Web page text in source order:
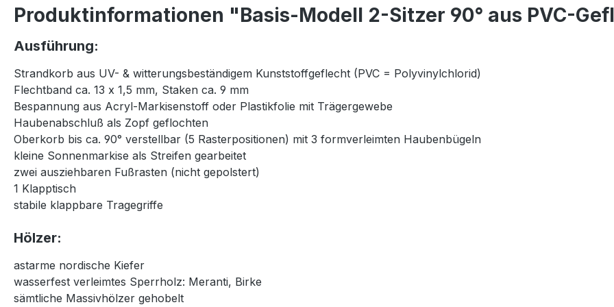
Produktinformationen "Basis-Modell 2-Sitzer 90° aus PVC-
Ausführung:
Strandkorb aus UV- & witterungsbeständigem Kunststoffgeflecht (PVC = Polyvinylchlorid)
Flechtband ca. 13 x 1,5 mm, Staken ca. 9 mm
Bespannung aus Acryl-Markisenstoff oder Plastikfolie mit Trägergewebe
Haubenabschluß als Zopf geflochten
Oberkorb bis ca. 90° verstellbar (5 Rasterpositionen) mit 3 formverleimten Haubenbügeln
kleine Sonnenmarkise als Streifen gearbeitet
zwei ausziehbaren Fußrasten (nicht gepolstert)
1 Klapptisch
stabile klappbare Tragegriffe
Hölzer:
astarme nordische Kiefer
wasserfest verleimtes Sperrholz: Meranti, Birke
sämtliche Massivhölzer gehobelt